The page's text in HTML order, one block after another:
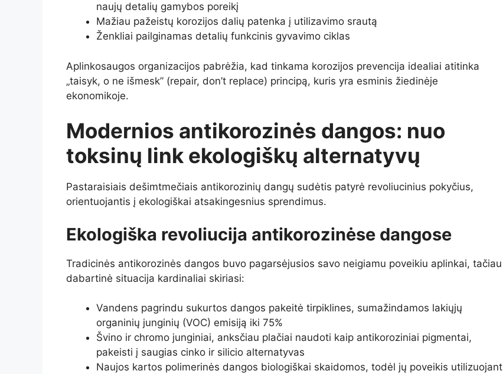
naujų detalių gamybos poreikį
Mažiau pažeistų korozijos dalių patenka į utilizavimo srautą
Ženkliai pailginamas detalių funkcinis gyvavimo ciklas
Aplinkosaugos organizacijos pabrėžia, kad tinkama korozijos prevencija idealiai atitinka
„taisyk, o ne išmesk” (repair, don’t replace) principą, kuris yra esminis žiedinėje
ekonomikoje.
Modernios antikorozinės dangos: nuo
toksinų link ekologiškų alternatyvų
Pastaraisiais dešimtmečiais antikorozinių dangų sudėtis patyrė revoliucinius pokyčius,
orientuojantis į ekologiškai atsakingesnius sprendimus.
Ekologiška revoliucija antikorozinėse dangose
Tradicinės antikorozinės dangos buvo pagarsėjusios savo neigiamu poveikiu aplinkai, tačiau
dabartinė situacija kardinaliai skiriasi:
Vandens pagrindu sukurtos dangos pakeitė tirpiklines, sumažindamos lakiųjų
organinių junginių (VOC) emisiją iki 75%
Švino ir chromo junginiai, anksčiau plačiai naudoti kaip antikoroziniai pigmentai,
pakeisti į saugias cinko ir silicio alternatyvas
Naujos kartos polimerinės dangos biologiškai skaidomos, todėl jų poveikis utilizuojant